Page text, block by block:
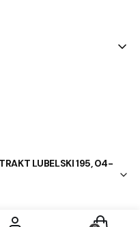
LUBELSKI 195, 04-
Produkty